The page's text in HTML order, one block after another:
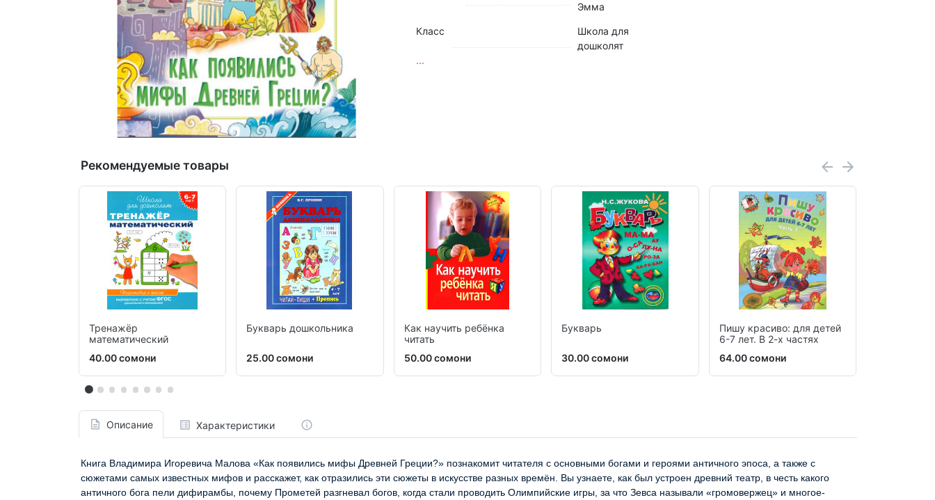
Эмма
Класс
Школа для
дошколят
...
Рекомендуемые товары
Тренажёр
математический
40.00 сомони
Букварь дошкольника
25.00 сомони
Как научить ребёнка
читать
50.00 сомони
Букварь
30.00 сомони
Пишу красиво: для детей
6-7 лет. В 2-х частях
64.00 сомони
Описание Характеристики
Книга Владимира Игоревича Малова «Как появились мифы Древней Греции?» познакомит читателя с основными богами и героями античного эпоса, а также с
сюжетами самых известных мифов и расскажет, как отразились эти сюжеты в искусстве разных времён. Вы узнаете, как был устроен древний театр, в честь какого
античного бога пели дифирамбы, почему Прометей разгневал богов, когда стали проводить Олимпийские игры, за что Зевса называли «громовержец» и многое-